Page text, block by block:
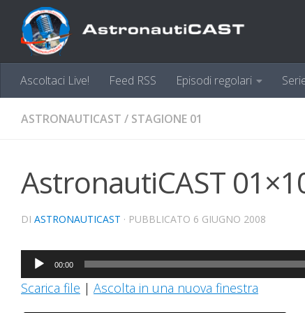
Sotto il contenuto
Ascoltaci Live! Feed RSS Episodi regolari
ASTRONAUTICAST / STAGIONE 01
AstronautiCAST
DI ASTRONAUTICAST · PUBBLICATO 6 GIUGNO 2008
Audio
Player
00:00
Scarica file | Ascolta in una nuova finestra